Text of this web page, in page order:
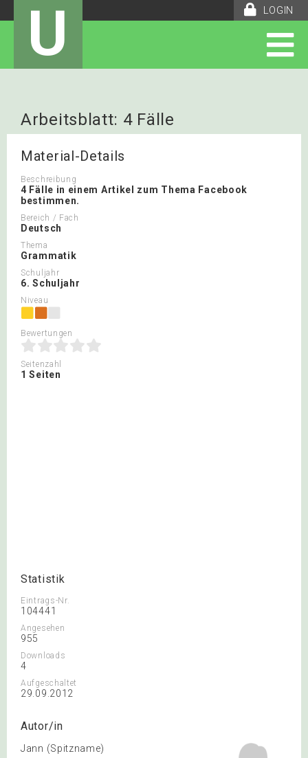
LOGIN
U
Arbeitsblatt: 4 Fälle
Material-Details
Beschreibung
4 Fälle in einem Artikel zum Thema Facebook
bestimmen.
Bereich / Fach
Deutsch
Thema
Grammatik
Schuljahr
6. Schuljahr
Niveau
Bewertungen
Seitenzahl
1 Seiten
Statistik
Eintrags-Nr.
104441
Angesehen
955
Downloads
4
Aufgeschaltet
29.09.2012
Autor/in
Jann (Spitzname)